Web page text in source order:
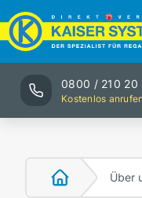
0800 / 210 20
Kostenlos anrufen
Über